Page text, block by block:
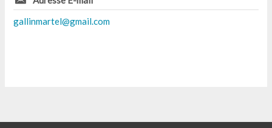
gallinmartel@gmail.com